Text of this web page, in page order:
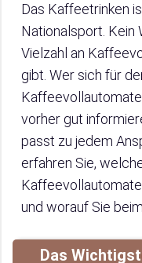
Das Kaffeetrinken
Nationalsport. Kein
Vielzahl an
gibt. Wer sich für
vorher gut
passt zu jedem
erfahren Sie,
und worauf Sie
Das